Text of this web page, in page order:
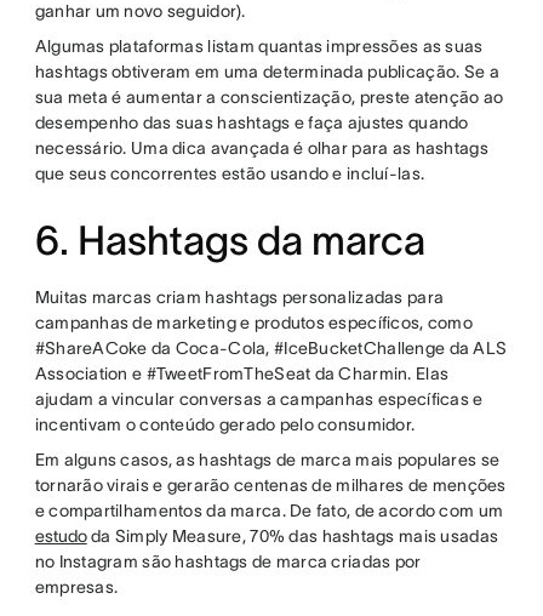
ganhar um novo seguidor).
Algumas plataformas listam quantas impressões as suas
hashtags obtiveram em uma determinada publicação. Se a
sua meta é aumentar a conscientização, preste atenção ao
desempenho das suas hashtags e faça ajustes quando
necessário. Uma dica avançada é olhar para as hashtags
que seus concorrentes estão usando e incluí-las.
6. Hashtags da marca
Muitas marcas criam hashtags personalizadas para
campanhas de marketing e produtos específicos, como
#ShareACoke da Coca-Cola, #IceBucketChallenge da ALS
Association e #TweetFromTheSeat da Charmin. Elas
ajudam a vincular conversas a campanhas específicas e
incentivam o conteúdo gerado pelo consumidor.
Em alguns casos, as hashtags de marca mais populares se
tornarão virais e gerarão centenas de milhares de menções
e compartilhamentos da marca. De fato, de acordo com um
estudoda Simply Measure, 70% das hashtags mais usadas
no Instagram são hashtags de marca criadas por
empresas.